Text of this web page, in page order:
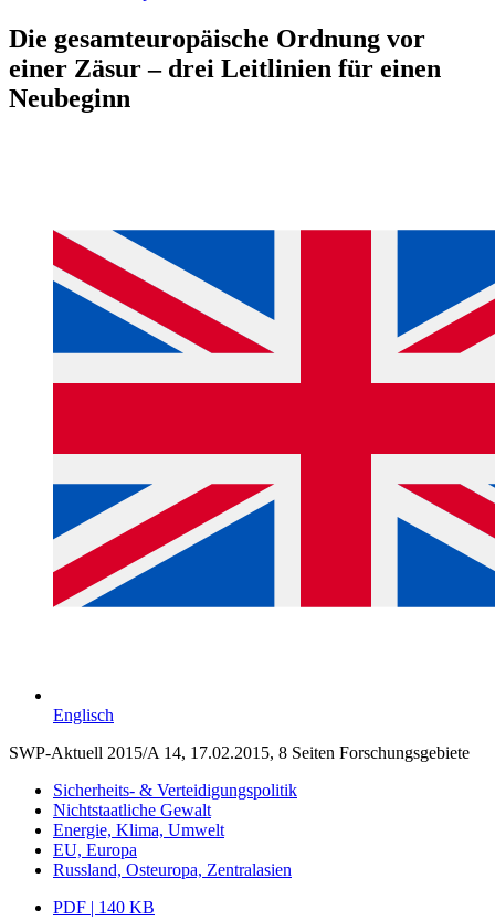
Die gesamteuropäische Ordnung vor
einer Zäsur – drei Leitlinien für einen
Neubeginn
Englisch
SWP-Aktuell 2015/A 14, 17.02.2015, 8 Seiten Forschungsgebiete
Sicherheits- & Verteidigungspolitik
Nichtstaatliche Gewalt
Energie, Klima, Umwelt
EU, Europa
Russland, Osteuropa, Zentralasien
PDF | 140 KB